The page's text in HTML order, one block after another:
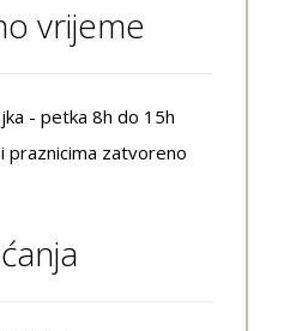
vrijeme
- petka 8h do 15h
praznicima zatvoreno